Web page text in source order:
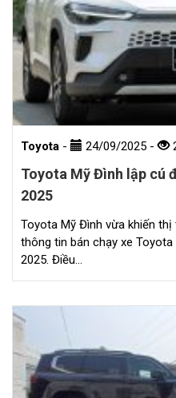
Toyota - 24/09/2025 -
Toyota Mỹ Đình lập cú
2025
Toyota Mỹ Đình vừa khiến
thông tin bán chạy xe
2025. Điều…